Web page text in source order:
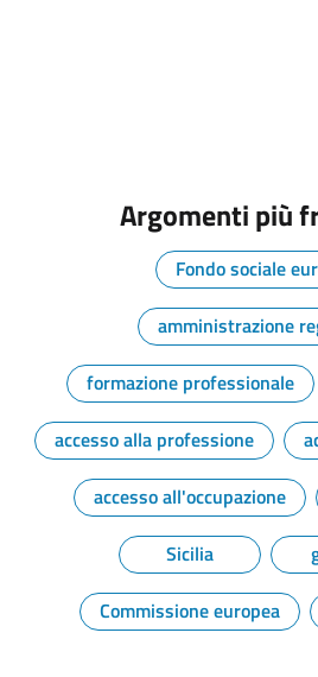
Argomenti più
Fondo sociale
amministrazione
formazione professionale
accesso alla professione
accesso all'occupazione
Sicilia
Commissione europea